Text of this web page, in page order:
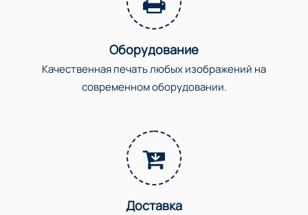
Оборудование
Качественная печать любых изображений на
современном оборудовании.
Доставка